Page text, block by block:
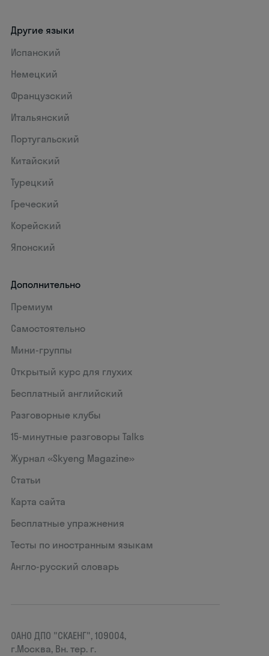
Другие языки
Испанский
Немецкий
Французский
Итальянский
Португальский
Китайский
Турецкий
Греческий
Корейский
Японский
Дополнительно
Премиум
Самостоятельно
Мини-группы
Открытый курс для глухих
Бесплатный английский
Разговорные клубы
15‑минутные разговоры Talks
Журнал «Skyeng Magazine»
Статьи
Карта сайта
Бесплатные упражнения
Тесты по иностранным языкам
Англо-русский словарь
ОАНО ДПО "СКАЕНГ", 109004,
г.Москва, Вн. тер. г.